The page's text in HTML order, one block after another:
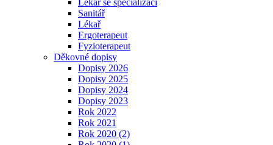
Lékař se specializací
Sanitář
Lékař
Ergoterapeut
Fyzioterapeut
Děkovné dopisy
Dopisy 2026
Dopisy 2025
Dopisy 2024
Dopisy 2023
Rok 2022
Rok 2021
Rok 2020 (2)